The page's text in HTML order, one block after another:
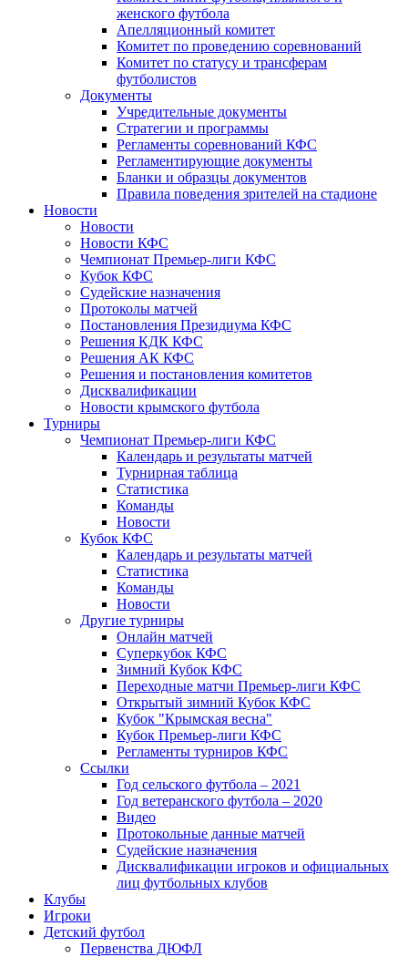
женского футбола
Апелляционный комитет
Комитет по проведению соревнований
Комитет по статусу и трансферам
футболистов
Документы
Учредительные документы
Стратегии и программы
Регламенты соревнований КФС
Регламентирующие документы
Бланки и образцы документов
Правила поведения зрителей на стадионе
Новости
Новости
Новости КФС
Чемпионат Премьер-лиги КФС
Кубок КФС
Судейские назначения
Протоколы матчей
Постановления Президиума КФС
Решения КДК КФС
Решения АК КФС
Решения и постановления комитетов
Дисквалификации
Новости крымского футбола
Турниры
Чемпионат Премьер-лиги КФС
Календарь и результаты матчей
Турнирная таблица
Статистика
Команды
Новости
Кубок КФС
Календарь и результаты матчей
Статистика
Команды
Новости
Другие турниры
Онлайн матчей
Суперкубок КФС
Зимний Кубок КФС
Переходные матчи Премьер-лиги КФС
Открытый зимний Кубок КФС
Кубок "Крымская весна"
Кубок Премьер-лиги КФС
Регламенты турниров КФС
Ссылки
Год сельского футбола – 2021
Год ветеранского футбола – 2020
Видео
Протокольные данные матчей
Судейские назначения
Дисквалификации игроков и официальных
лиц футбольных клубов
Клубы
Игроки
Детский футбол
Первенства ДЮФЛ